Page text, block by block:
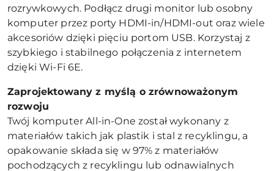
rozrywkowych. Podłącz drugi monitor lub osobny
komputer przez porty HDMI-in/HDMI-out oraz wiele
akcesoriów dzięki pięciu portom USB. Korzystaj z
szybkiego i stabilnego połączenia z internetem
dzięki Wi-Fi 6E.
Zaprojektowany z myślą o zrównoważonym
rozwoju
Twój komputer All-in-One został wykonany z
materiałów takich jak plastik i stal z recyklingu, a
opakowanie składa się w 97% z materiałów
pochodzących z recyklingu lub odnawialnych